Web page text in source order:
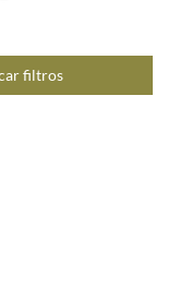
filtros